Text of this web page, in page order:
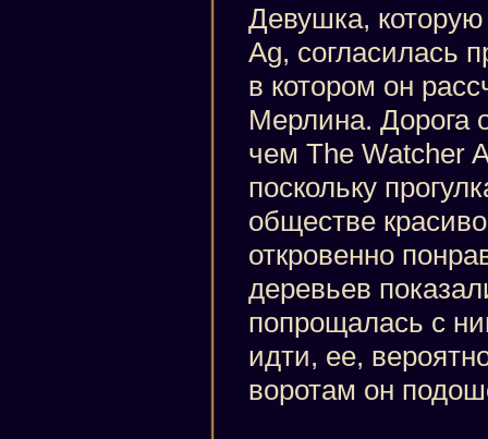
Девушка,
Ag, согласилась
в котором он
Мерлина. Дорога
чем The Watcher
поскольку
обществе
откровенно
деревьев
попрощалась с
идти, ее,
воротам он